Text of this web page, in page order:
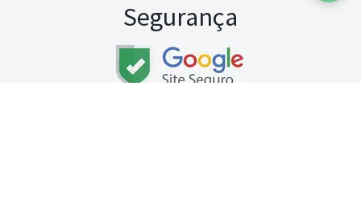
Segurança